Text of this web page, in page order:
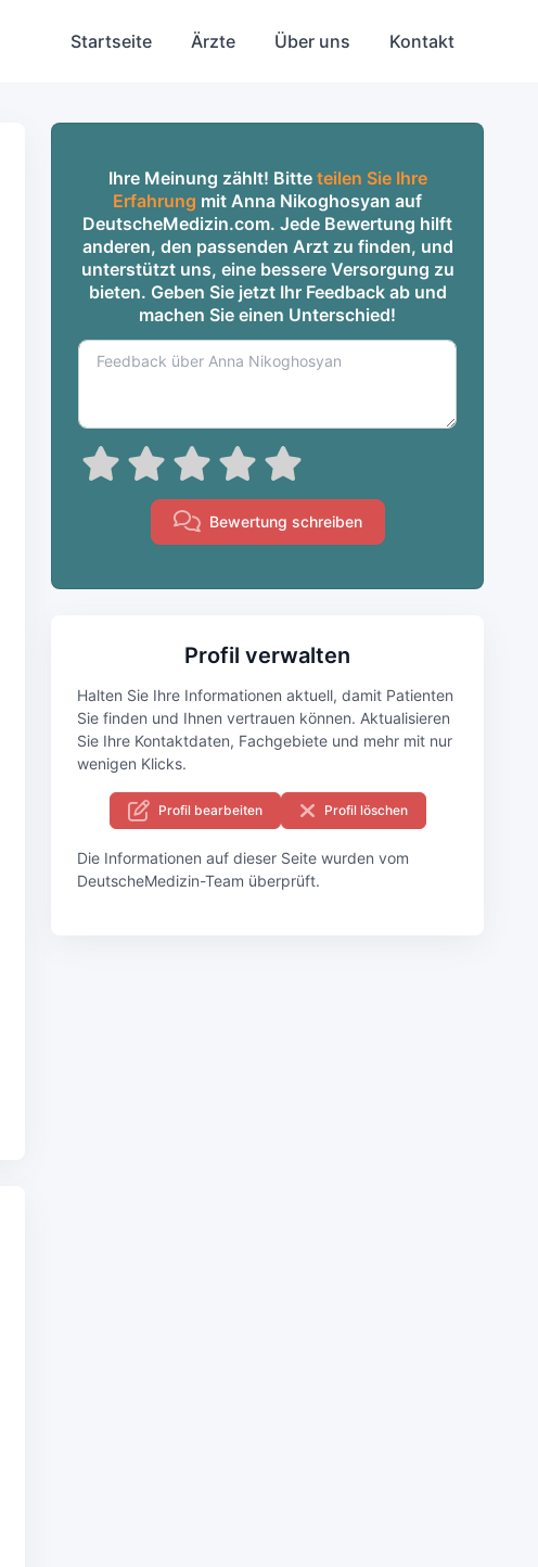
Startseite Ärzte Über uns Kontakt
Ihre Meinung zählt! Bitte teilen Sie Ihre
Erfahrung mit Anna Nikoghosyan auf
DeutscheMedizin.com. Jede Bewertung hilft
anderen, den passenden Arzt zu finden, und
unterstützt uns, eine bessere Versorgung zu
bieten. Geben Sie jetzt Ihr Feedback ab und
machen Sie einen Unterschied!
Bewertung schreiben
Profil verwalten
Halten Sie Ihre Informationen aktuell, damit Patienten
Sie finden und Ihnen vertrauen können. Aktualisieren
Sie Ihre Kontaktdaten, Fachgebiete und mehr mit nur
wenigen Klicks.
Profil bearbeiten Profil löschen
Die Informationen auf dieser Seite wurden vom
DeutscheMedizin-Team überprüft.